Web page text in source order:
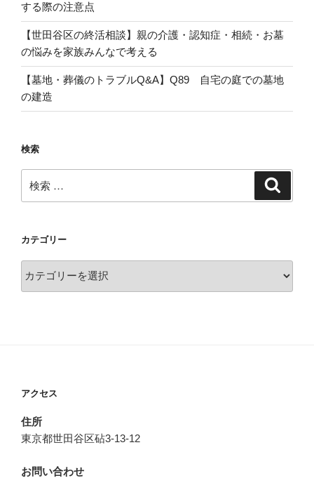
する際の注意点
【世田谷区の終活相談】親の介護・認知症・相続・お墓
の悩みを家族みんなで考える
【墓地・葬儀のトラブルQ&A】Q89 自宅の庭での墓地
の建造
検索
索:
カテゴリー
アクセス
住所
東京都世田谷区砧3-13-12
お問い合わせ